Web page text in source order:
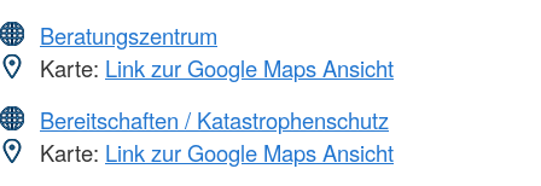
Beratungszentrum
Karte: Link zur Google Maps Ansicht
Bereitschaften / Katastrophenschutz
Karte: Link zur Google Maps Ansicht